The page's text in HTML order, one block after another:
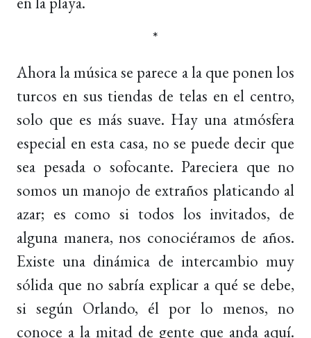
*
Ahora la música se parece a la que ponen los
turcos en sus tiendas de telas en el centro,
solo que es más suave. Hay una atmósfera
especial en esta casa, no se puede decir que
sea pesada o sofocante. Pareciera que no
somos un manojo de extraños platicando al
azar; es como si todos los invitados, de
alguna manera, nos conociéramos de años.
Existe una dinámica de intercambio muy
sólida que no sabría explicar a qué se debe,
si según Orlando, él por lo menos, no
conoce a la mitad de gente que anda aquí.